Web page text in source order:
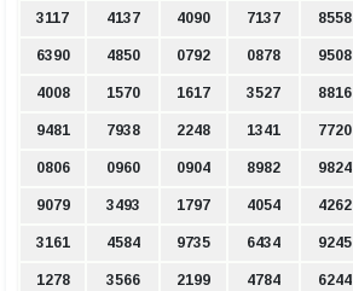
3117 4137 4090 7137 8558
6390 4850 0792 0878 9508
4008 1570 1617 3527 8816
9481 7938 2248 1341 7720
0806 0960 0904 8982 9824
9079 3493 1797 4054 4262
3161 4584 9735 6434 9245
1278 3566 2199 4784 6244